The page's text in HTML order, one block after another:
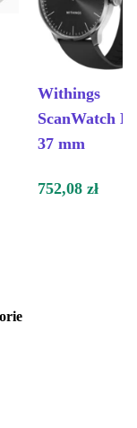
Withings
ScanWatch
37 mm
752,08 zł